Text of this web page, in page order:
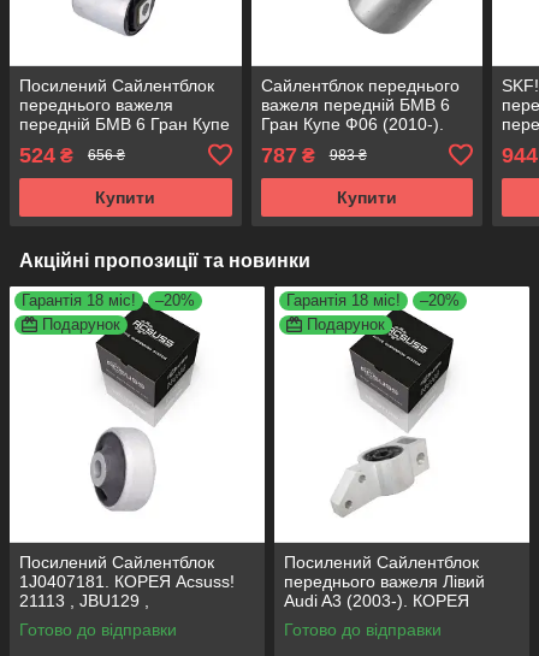
Посилений Сайлентблок
переднього важеля
передній БМВ 6 Гран Купе
Внутрішній. КОРЕЯ
Acsuss! 35388 , FE40391 ,
524 ₴ 656 ₴
Купити
Сайлентблок переднього
важеля передній БМВ 6
Гран Купе Ф06 (2010-).
Лемфердер. 35388 ,
FE40391 , VKDS338515
787₴ 983 ₴
Купити
944
Акційні пропозиції та новинки
Гарантія 18 міс!
–20%
Подарунок
Посилений Сайлентблок
1J0407181. КОРЕЯ Acsuss!
21113 , JBU129 ,
VKDS331001
Готово до відправки
Гарантія 18 міс!
–20%
Подарунок
Посилений Сайлентблок
переднього важеля Лівий
Audi A3 (2003-). КОРЕЯ
Acsuss! 34762 , JBU691 ,
VKDS331004
Готово до відправки